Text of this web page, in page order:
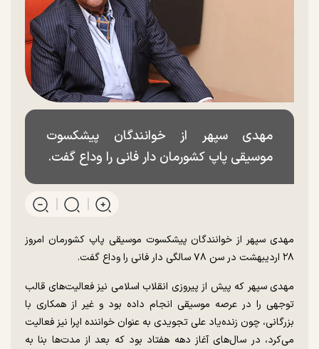
مهدی سپهر از خوانندگان پیشکسوت
موسیقی پاپ کشورمان دار فانی را وداع گفت.
مهدی سپهر از خوانندگان پیشکسوت موسیقی پاپ کشورمان امروز
۲۸ اردیبهشت در سن ۷۸ سالگی دار فانی را وداع گفت.
مهدی سپهر که پیش از پیروزی انقلاب اسلامی نیز فعالیت‌های قالب
توجهی را در عرصه موسیقی انجام داده بود و غیر از همکاری با
بزرگانی، چون زنده‌یاد علی تجویدی به عنوان خواننده اپرا نیز فعالیت
می‌کرد، در سال‌های آغاز دهه هفتاد بود که بعد از مدت‌ها بنا به